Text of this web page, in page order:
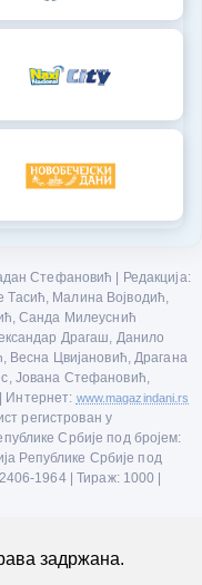
Стефановић | Редакција:
Малина Војводић,
Санда Милеуснић
Драгаш, Данило
Весна Цвијановић, Драгана
Јована Стефановић,
| Интернет: www.magazindani.rs
регистрован у
Србије под бројем:
Републике Србије под
1964 | Тираж: 1000 |
задржана.